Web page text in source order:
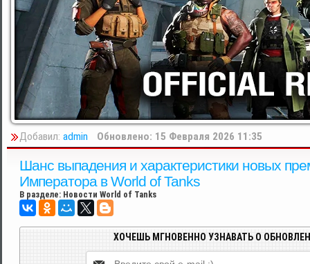
Добавил: admin Обновлено: 15 Февраля 2026 11:35
Шанс выпадения и характеристики новых
Императора в World of Tanks
В разделе: Новости World of Tanks
ХОЧЕШЬ МГНОВЕННО УЗНАВАТЬ О